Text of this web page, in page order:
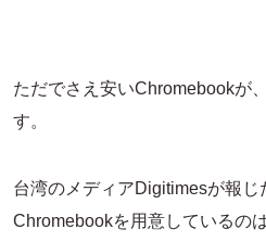
ただでさえ安いChromebookが
す。
台湾のメディアDigitimesが報
Chromebookを用意しているの